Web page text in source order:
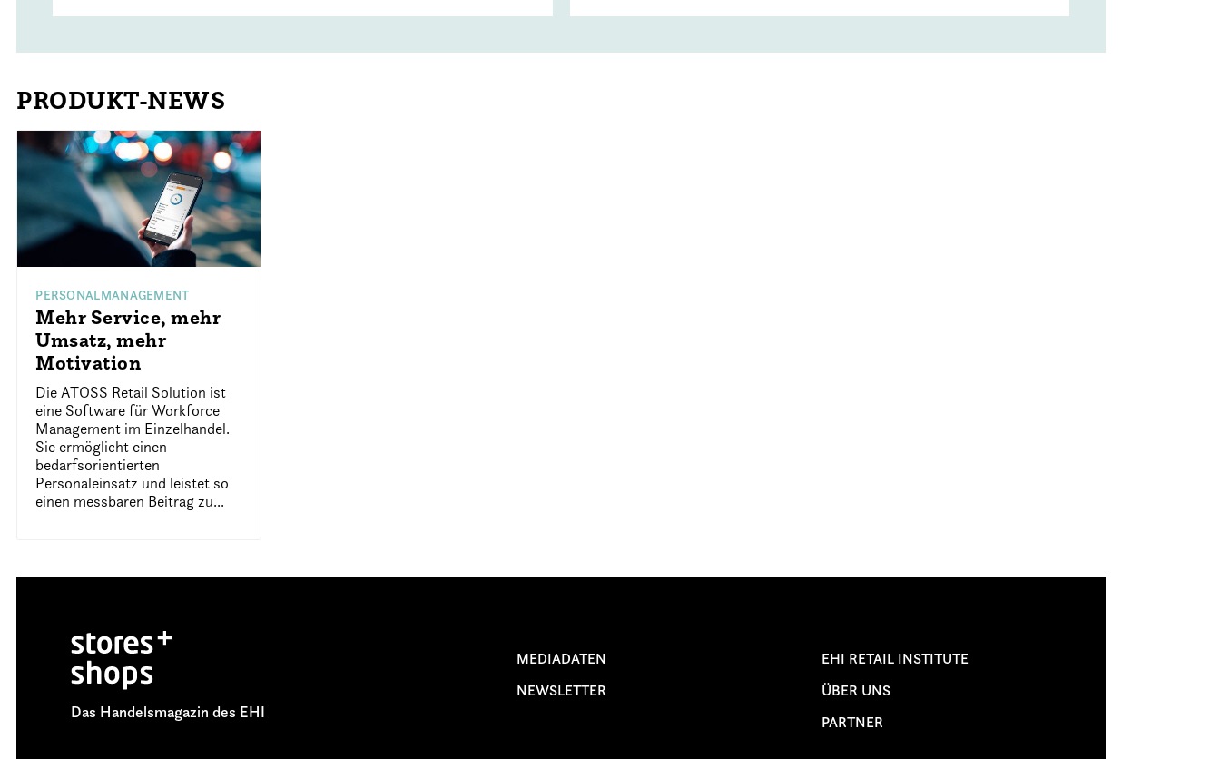
PRODUKT-NEWS
PERSONALMANAGEMENT
Mehr Service, mehr
Umsatz, mehr
Motivation
Die ATOSS Retail Solution ist
eine Software für Workforce
Management im Einzelhandel.
Sie ermöglicht einen
bedarfsorientierten
Personaleinsatz und leistet so
einen messbaren Beitrag zu...
Das Handelsmagazin des EHI
MEDIADATEN
NEWSLETTER
EHI RETAIL INSTITUTE
ÜBER UNS
PARTNER